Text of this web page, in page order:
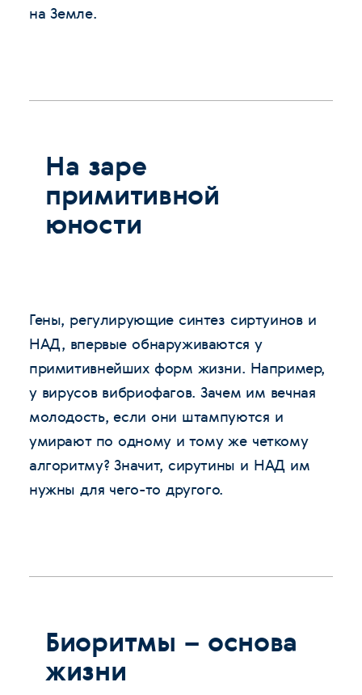
на Земле.
На заре
примитивной
юности
Гены, регулирующие синтез сиртуинов и
НАД, впервые обнаруживаются у
примитивнейших форм жизни. Например,
у вирусов вибриофагов. Зачем им вечная
молодость, если они штампуются и
умирают по одному и тому же четкому
алгоритму? Значит, сирутины и НАД им
нужны для чего-то другого.
Биоритмы – основа
жизни